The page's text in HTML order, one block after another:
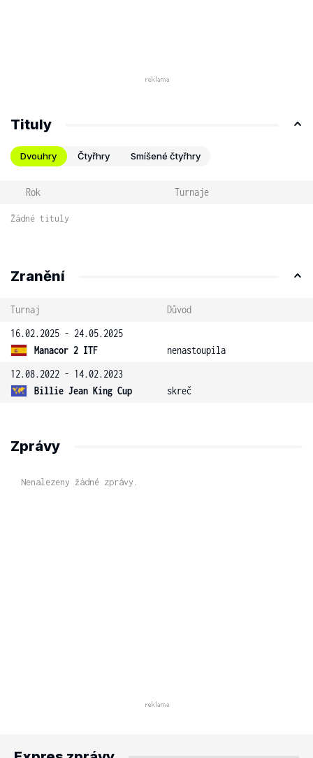
Tituly
Dvouhry Čtyřhry Smíšené čtyřhry
Rok Turnaje
Žádné tituly
Zranění
Turnaj
Důvod
16.02.2025 - 24.05.2025
Manacor 2 ITF
nenastoupila
12.08.2022 - 14.02.2023
Billie Jean King Cup
skreč
Zprávy
Nenalezeny žádné zprávy.